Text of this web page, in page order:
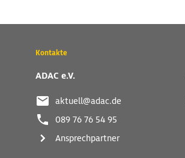
Wichtige
und
Links
Kontakte
ADAC e.V.
aktuell@adac.de
089 76 76 54 95
Ansprechpartner